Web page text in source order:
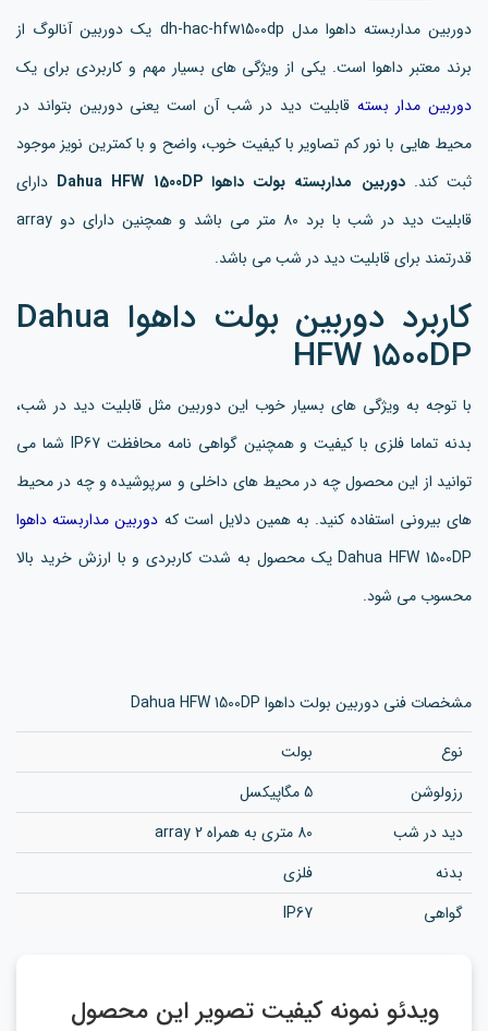
دوربین مداربسته داهوا مدل dh-hac-hfw1500dp یک دوربین آنالوگ از
برند معتبر داهوا است. یکی از ویژگی های بسیار مهم و کاربردی برای یک
دوربین مدار بسته قابلیت دید در شب آن است یعنی دوربین بتواند در
محیط هایی با نور کم تصاویر با کیفیت خوب، واضح و با کمترین نویز موجود
ثبت کند.دوربین مداربسته بولت داهوا Dahua HFW 1500DP
دارای
قابلیت دید در شب با برد 80 متر می باشد و همچنین دارای دو array
قدرتمند برای قابلیت دید در شب می باشد.
کاربرد دوربین بولت داهوا Dahua
HFW 1500DP
با توجه به ویژگی های بسیار خوب این دوربین مثل قابلیت دید در شب،
بدنه تماما فلزی با کیفیت و همچنین گواهی نامه محافظت IP67 شما می
توانید از این محصول چه در محیط های داخلی و سرپوشیده و چه در محیط
های بیرونی استفاده کنید. به همین دلایل است که دوربین مداربسته داهوا
Dahua HFW 1500DP یک محصول به شدت کاربردی و با ارزش خرید بالا
محسوب می شود.
مشخصات فنی دوربین بولت داهوا Dahua HFW 1500DP
نوع
بولت
رزولوشن
5 مگاپیکسل
دید در شب
80 متری به همراه 2 array
بدنه
فلزی
گواهی
IP67
ویدئو نمونه کیفیت تصویر این محصول